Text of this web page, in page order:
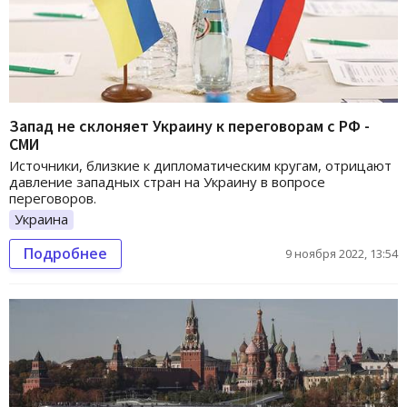
Запад не склоняет Украину к переговорам с РФ -
СМИ
Источники, близкие к дипломатическим кругам, отрицают
давление западных стран на Украину в вопросе
переговоров.
Украина
Подробнее 9 ноября 2022, 13:54